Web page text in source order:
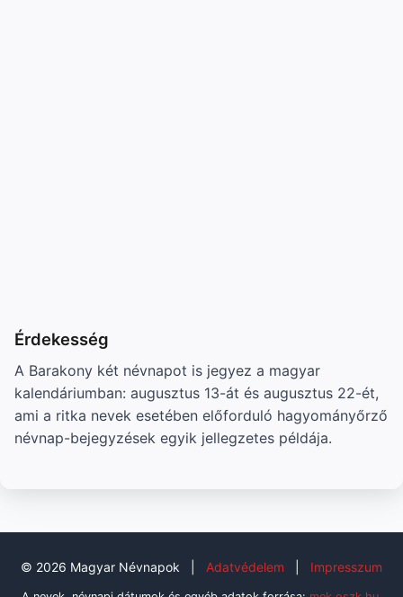
Érdekesség
A Barakony két névnapot is jegyez a magyar
kalendáriumban: augusztus 13-át és augusztus 22-ét,
ami a ritka nevek esetében előforduló hagyományőrző
névnap-bejegyzések egyik jellegzetes példája.
© 2026 Magyar Névnapok Adatvédelem Impresszum